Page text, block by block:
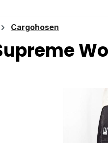
Cargohosen